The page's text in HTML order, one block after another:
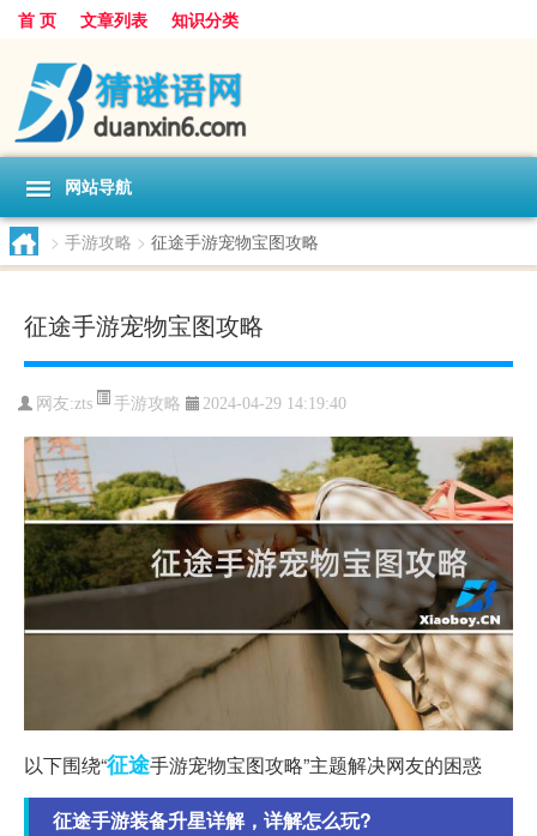
首 页 文章列表 知识分类
网站导航
> 手游攻略 > 征途手游宠物宝图攻略
征途手游宠物宝图攻略
网友:zts 手游攻略 2024-04-29 14:19:40
以下围绕“征途手游宠物宝图攻略”主题解决网友的困惑
征途手游装备升星详解，详解怎么玩?